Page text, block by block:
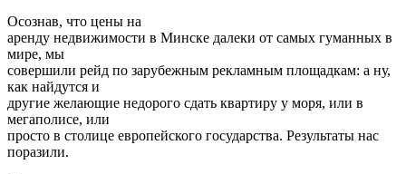
Осознав, что цены на
аренду недвижимости в Минске далеки от самых гуманных в
мире, мы
совершили рейд по зарубежным рекламным площадкам: а ну,
как найдутся и
другие желающие недорого сдать квартиру у моря, или в
мегаполисе, или
просто в столице европейского государства. Результаты нас
поразили.